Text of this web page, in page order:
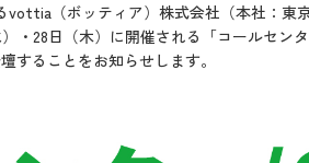
（ボッティア）株式会社（本社：東
・28日（木）に開催される「コールセン
することをお知らせします。